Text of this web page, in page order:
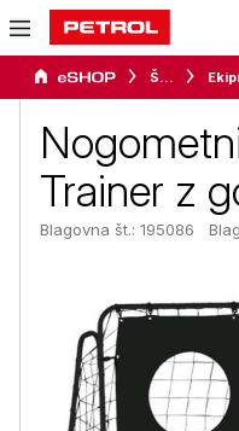
Šport
Trainer z
Blagovna št.: 195086